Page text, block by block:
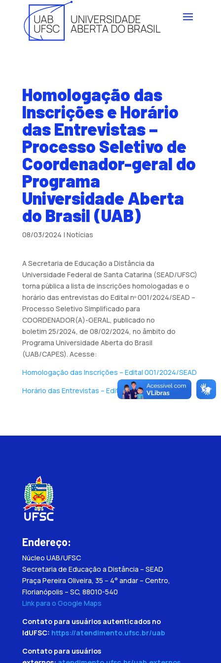
Homologação das
Inscrições e Horário
das Entrevistas –
Processo Seletivo de
Coordenador-geral do
Programa
Universidade Aberta
do Brasil (UAB)
08/03/2024 | Notícias
A Secretaria de Educação a Distância da
Universidade Federal de Santa Catarina (SEAD/UFSC)
torna pública a lista de inscrições homologadas e o
horário das entrevistas do Edital nº 001/2024/SEAD –
Processo Seletivo Simplificado para
COORDENADOR(A)-GERAL, publicado no
boletim 25/2024, de 08/02/2024, no âmbito do
Programa Universidade Aberta do Brasil
(UAB/CAPES). Acesse:
Homologação das Inscrições – Edital 001/2024/SEAD
Horário das Entrevistas – Edital 001/2024/SEAD
Endereço:
Núcleo UAB/UFSC
Secretaria de Educação a Distância – SEAD
Praça Pereira Oliveira, 35 – 4° andar – Centro,
Florianópolis – SC, 88010-540
Link para o Google Maps
Contato para usuários autenticados no
IdUFSC: https://atendimento.ufsc.br/uab
Contato para usuários